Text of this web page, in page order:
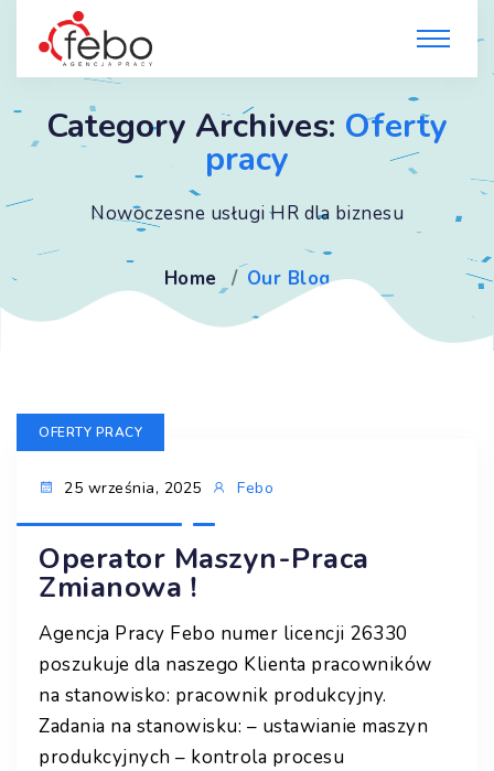
Category Archives: Oferty
pracy
Nowoczesne usługi HR dla biznesu
Home Our Blog
OFERTY PRACY
25 września, 2025 Febo
Operator Maszyn-Praca
Zmianowa !
Agencja Pracy Febo numer licencji 26330
poszukuje dla naszego Klienta pracowników
na stanowisko: pracownik produkcyjny.
Zadania na stanowisku: – ustawianie maszyn
produkcyjnych – kontrola procesu